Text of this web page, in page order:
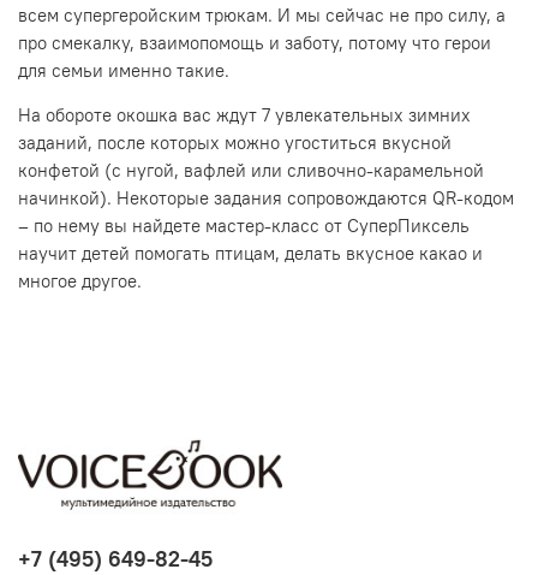
всем супергеройским трюкам. И мы сейчас не про силу, а
про смекалку, взаимопомощь и заботу, потому что герои
для семьи именно такие.
На обороте окошка вас ждут 7 увлекательных зимних
заданий, после которых можно угоститься вкусной
конфетой (с нугой, вафлей или сливочно-карамельной
начинкой). Некоторые задания сопровождаются QR-кодом
– по нему вы найдете мастер-класс от СуперПиксель
научит детей помогать птицам, делать вкусное какао и
многое другое.
+7 (495) 649-82-45